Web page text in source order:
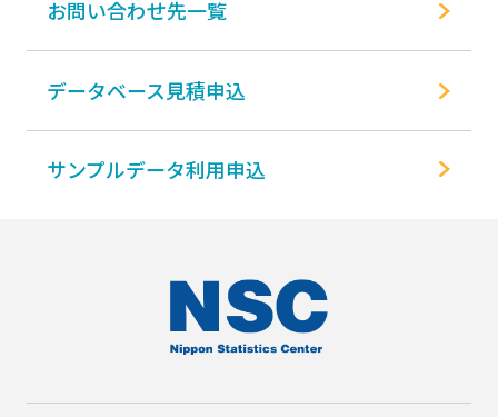
お問い合わせ先一覧
データベース見積申込
サンプルデータ利用申込